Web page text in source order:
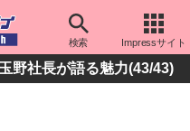
検索 Impressサイト
野社長が語る魅力(43/43)